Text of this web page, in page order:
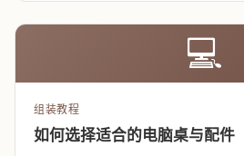
💻
组装教程
如何选择适合的电脑桌与配件